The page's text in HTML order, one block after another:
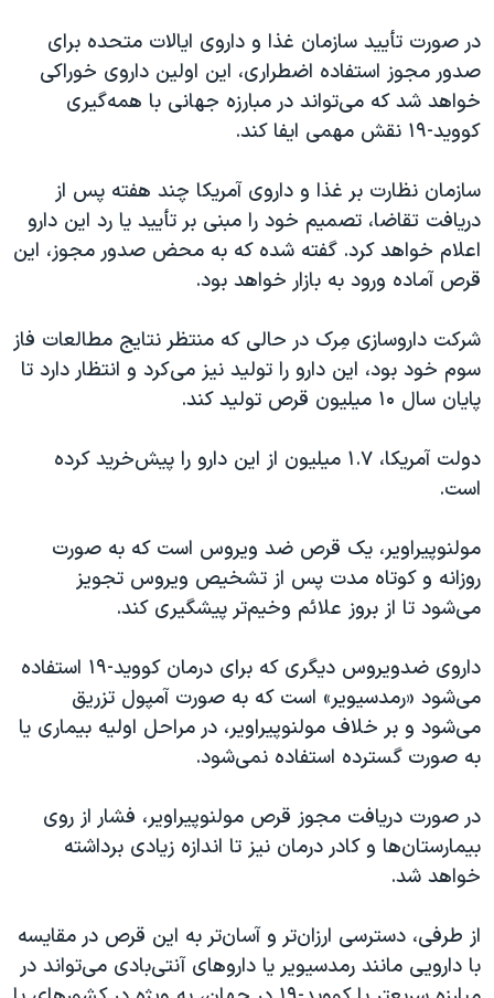
در صورت تأیید سازمان غذا و داروی ایالات متحده برای
صدور مجوز استفاده اضطراری، این اولین داروی خوراکی
خواهد شد که می‌تواند در مبارزه جهانی با همه‌گیری
کووید-۱۹ نقش مهمی ایفا کند.
سازمان نظارت بر غذا و داروی آمریکا چند هفته پس از
دریافت تقاضا، تصمیم خود را مبنی بر تأیید یا رد این دارو
اعلام خواهد کرد. گفته شده که به محض صدور مجوز، این
قرص آماده ورود به بازار خواهد بود.
شرکت داروسازی مِرک در حالی که منتظر نتایج مطالعات فاز
سوم خود بود، این دارو را تولید نیز می‌کرد و انتظار دارد تا
پایان سال ۱۰ میلیون قرص تولید کند.
دولت آمریکا، ۱.۷ میلیون از این دارو را پیش‌خرید کرده
است.
مولنوپیراویر، یک قرص ضد ویروس است که به صورت
روزانه و کوتاه مدت پس از تشخیص ویروس تجویز
می‌شود تا از بروز علائم وخیم‌تر پیشگیری کند.
داروی ضدویروس دیگری که برای درمان کووید-۱۹ استفاده
می‌شود «رمدسیویر» است که به صورت آمپول تزریق
می‌شود و بر خلاف مولنوپیراویر، در مراحل اولیه بیماری یا
به صورت گسترده استفاده نمی‌شود.
در صورت دریافت مجوز قرص مولنوپیراویر، فشار از روی
بیمارستان‌ها و کادر درمان نیز تا اندازه زیادی برداشته
خواهد شد.
از طرفی، دسترسی ارزان‌تر و آسان‌تر به این قرص در مقایسه
با دارویی مانند رمدسیویر یا داروهای آنتی‌بادی می‌تواند در